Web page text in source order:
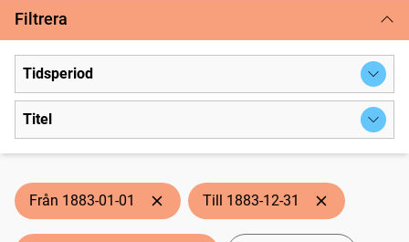
Filtrera
Tidsperiod
Titel
Från 1883-01-01 Till 1883-12-31